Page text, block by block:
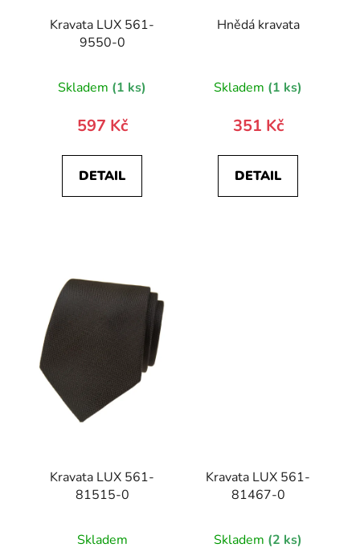
Kravata LUX 561-
9550-0
Skladem (1 ks)
597 Kč
DETAIL
Hnědá kravata
Skladem (1 ks)
351 Kč
DETAIL
Kravata LUX 561-
81515-0
Skladem
Kravata LUX 561-
81467-0
Skladem (2 ks)